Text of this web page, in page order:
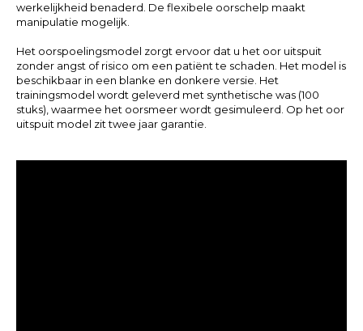
werkelijkheid benaderd. De flexibele oorschelp maakt
manipulatie mogelijk.
Het oorspoelingsmodel zorgt ervoor dat u het oor uitspuit
zonder angst of risico om een patiënt te schaden. Het model is
beschikbaar in een blanke en donkere versie. Het
trainingsmodel wordt geleverd met synthetische was (100
stuks) waarmee het oorsmeer wordt gesimuleerd. Op het oor
uitspuit model zit twee jaar garantie.